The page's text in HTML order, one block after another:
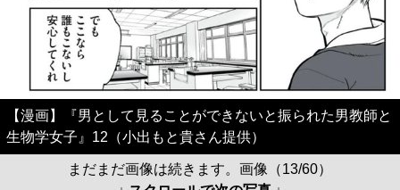
【漫画】『男として見ることができないと振られた男教師と
生物学女子』12（小出もと貴さん提供）
まだまだ画像は続きます。画像（13/60）